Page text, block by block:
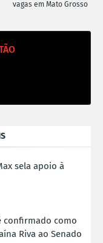
vagas em Mato Grosso
sela apoio à
confirmado como
Riva ao Senado